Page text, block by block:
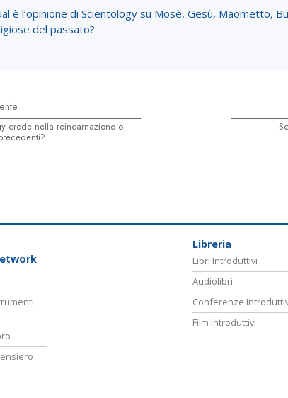
è l’opinione di Scientology su Mosè, Gesù, Maometto,
del passato?
crede nella reincarnazione o
Libreria
Libri Introduttivi
Audiolibri
Conferenze
Film Introduttivi